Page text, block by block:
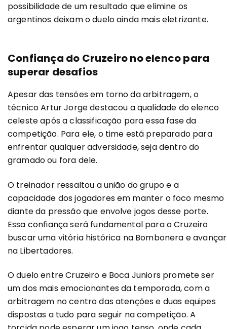
possibilidade de um resultado que elimine os
argentinos deixam o duelo ainda mais eletrizante.
Confiança do Cruzeiro no elenco para
superar desafios
Apesar das tensões em torno da arbitragem, o
técnico Artur Jorge destacou a qualidade do elenco
celeste após a classificação para essa fase da
competição. Para ele, o time está preparado para
enfrentar qualquer adversidade, seja dentro do
gramado ou fora dele.
O treinador ressaltou a união do grupo e a
capacidade dos jogadores em manter o foco mesmo
diante da pressão que envolve jogos desse porte.
Essa confiança será fundamental para o Cruzeiro
buscar uma vitória histórica na Bombonera e avançar
na Libertadores.
O duelo entre Cruzeiro e Boca Juniors promete ser
um dos mais emocionantes da temporada, com a
arbitragem no centro das atenções e duas equipes
dispostas a tudo para seguir na competição. A